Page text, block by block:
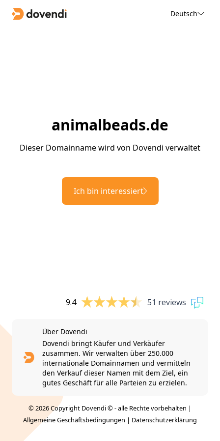
Deutsch
animalbeads.de
Dieser Domainname wird von Dovendi verwaltet
Ich bin interessiert
9.4 51 reviews
Über Dovendi
Dovendi bringt Käufer und Verkäufer
zusammen. Wir verwalten über 250.000
internationale Domainnamen und vermitteln
den Verkauf dieser Namen mit dem Ziel, ein
gutes Geschäft für alle Parteien zu erzielen.
© 2026 Copyright Dovendi © - alle Rechte vorbehalten |
Allgemeine Geschäftsbedingungen | Datenschutzerklärung